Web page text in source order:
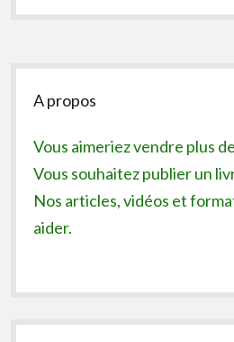
Sidebar
A propos
Vous aimeriez vendre plus
Vous souhaitez publier un
Nos articles, vidéos et
aider.